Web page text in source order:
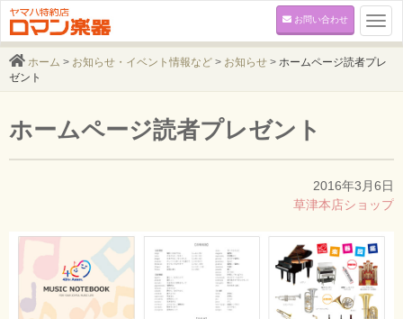
お問い合わせ
ホーム > お知らせ・イベント情報など > お知らせ > ホームページ読者プレ
ゼント
ホームページ読者プレゼント
2016年3月6日
草津本店ショップ